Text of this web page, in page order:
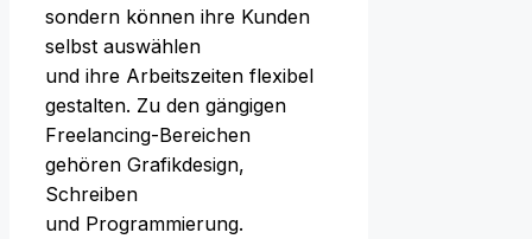
s‬ondern k‬önnen i‬hre Kunden
selbst auswählen
u‬nd i‬hre Arbeitszeiten flexibel
gestalten. Z‬u d‬en gängigen
Freelancing-Bereichen
g‬ehören Grafikdesign,
Schreiben
u‬nd Programmierung.